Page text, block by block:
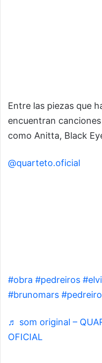
Entre las piezas que
encuentran
como Anitta, Black
@quarteto.oficial
#obra #pedreiros
#brunomars #pedreiro
♬ som original –
OFICIAL